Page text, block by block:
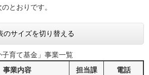
とおりです。
のサイズを切り替える
育て基金」事業一覧
事業内容 担当課 電話